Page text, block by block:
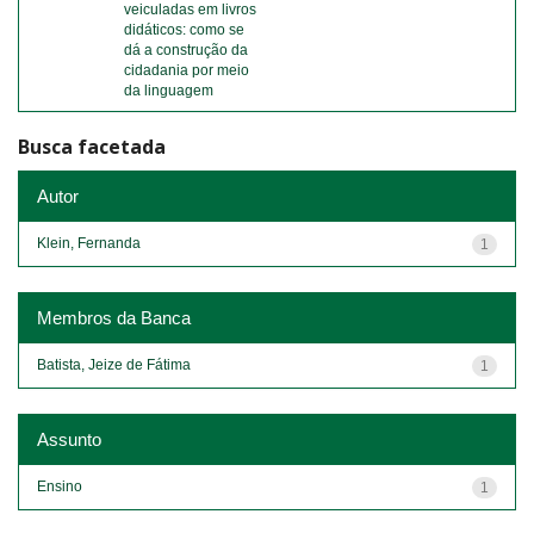
veiculadas em livros
didáticos: como se
dá a construção da
cidadania por meio
da linguagem
Busca facetada
Autor
1
Klein, Fernanda
Membros da Banca
1
Batista, Jeize de Fátima
Assunto
1
Ensino